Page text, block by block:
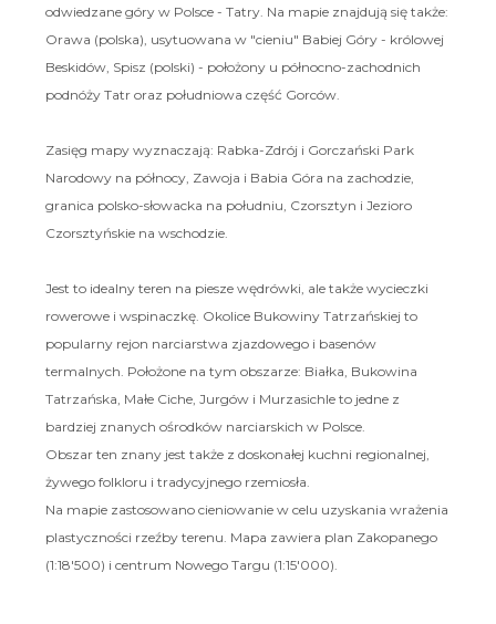
odwiedzane góry w Polsce - Tatry. Na mapie znajdują się także:
Orawa (polska), usytuowana w "cieniu" Babiej Góry - królowej
Beskidów, Spisz (polski) - położony u północno-zachodnich
podnóży Tatr oraz południowa część Gorców.
Zasięg mapy wyznaczają: Rabka-Zdrój i Gorczański Park
Narodowy na północy, Zawoja i Babia Góra na zachodzie,
granica polsko-słowacka na południu, Czorsztyn i Jezioro
Czorsztyńskie na wschodzie.
Jest to idealny teren na piesze wędrówki, ale także wycieczki
rowerowe i wspinaczkę. Okolice Bukowiny Tatrzańskiej to
popularny rejon narciarstwa zjazdowego i basenów
termalnych. Położone na tym obszarze: Białka, Bukowina
Tatrzańska, Małe Ciche, Jurgów i Murzasichle to jedne z
bardziej znanych ośrodków narciarskich w Polsce.
Obszar ten znany jest także z doskonałej kuchni regionalnej,
żywego folkloru i tradycyjnego rzemiosła.
Na mapie zastosowano cieniowanie w celu uzyskania wrażenia
plastyczności rzeźby terenu. Mapa zawiera plan Zakopanego
(1:18'500) i centrum Nowego Targu (1:15'000).